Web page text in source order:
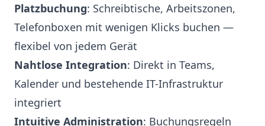
Platzbuchung: Schreibtische, Arbeitszonen,
Telefonboxen mit wenigen Klicks buchen —
flexibel von jedem Gerät
Nahtlose Integration: Direkt in Teams,
Kalender und bestehende IT-Infrastruktur
integriert
Intuitive Administration: Buchungsregeln